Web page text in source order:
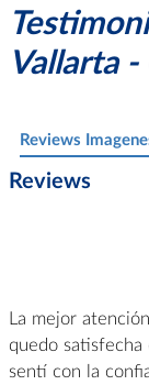
Vallarta
Reviews
Reviews
La mejor
quedo
sentí con la